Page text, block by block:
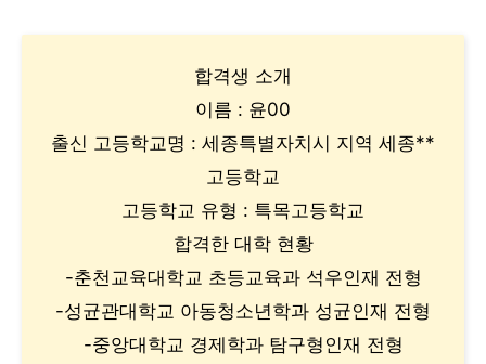
합격생 소개
이름 : 윤00
출신 고등학교명 : 세종특별자치시 지역 세종**
고등학교
고등학교 유형 : 특목고등학교
합격한 대학 현황
-춘천교육대학교 초등교육과 석우인재 전형
-성균관대학교 아동청소년학과 성균인재 전형
-중앙대학교 경제학과 탐구형인재 전형